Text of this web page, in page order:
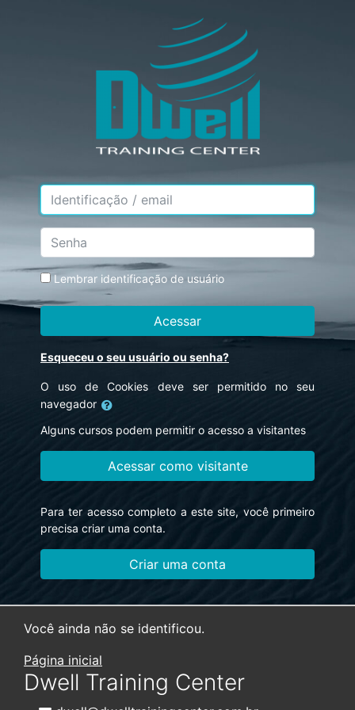
Avançar para criar nova conta
Identificação / email
Senha
Lembrar identificação de usuário
Acessar
Esqueceu o seu usuário ou senha?
O uso de Cookies deve ser permitido no seu
navegador
Alguns cursos podem permitir o acesso a visitantes
Acessar como visitante
Para ter acesso completo a este site, você primeiro
precisa criar uma conta.
Criar uma conta
Você ainda não se identificou.
Página inicial
Dwell Training Center